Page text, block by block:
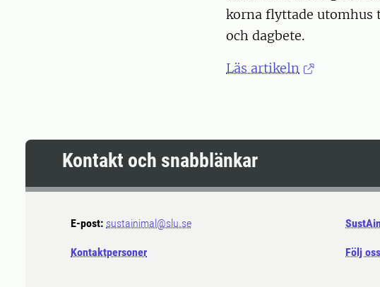
korna flyttade utomhus
och dagbete.
Läs artikeln
Kontakt och snabblänkar
E-post: sustainimal@slu.se
Kontaktpersoner Följ